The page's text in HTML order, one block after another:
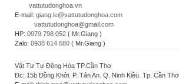
vattutudonghoa.vn
E-mail: giang.le@vattutudonghoa.com
vattutudonghoa@gmail.com
HP: 0979 798 052 ( Mr.Giang )
Zalo: 0938 614 680 ( Mr.Giang )
Vật Tư Tự Động Hóa TP.Cần Thơ
Đc: 15b Đồng Khởi. P. Tân An. Q. Ninh Kiều. Tp. Cần Thơ